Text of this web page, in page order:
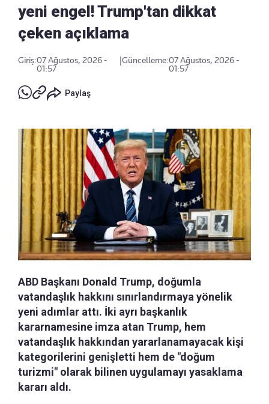
yeni engel! Trump'tan dikkat
çeken açıklama
Giriş:07 Ağustos, 2026 -
01:57
Güncelleme:07 Ağustos, 2026 -
01:57
Paylaş
ABD Başkanı Donald Trump, doğumla
vatandaşlık hakkını sınırlandırmaya yönelik
yeni adımlar attı. İki ayrı başkanlık
kararnamesine imza atan Trump, hem
vatandaşlık hakkından yararlanamayacak kişi
kategorilerini genişletti hem de "doğum
turizmi" olarak bilinen uygulamayı yasaklama
kararı aldı.